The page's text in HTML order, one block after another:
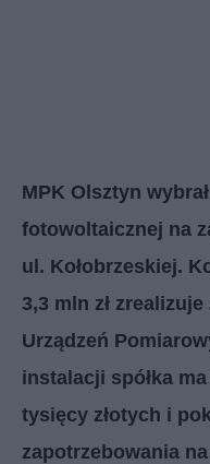
MPK Olsztyn
fotowoltaicznej na
ul. Kołobrzeskiej.
3,3 mln zł
Urządzeń
instalacji spółka
tysięcy złotych i
zapotrzebowania